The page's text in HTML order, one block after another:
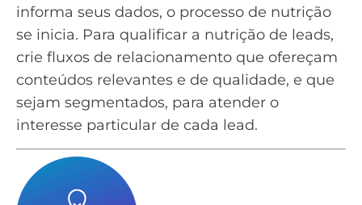
informa seus dados, o processo de nutrição
se inicia. Para qualificar a nutrição de leads,
crie fluxos de relacionamento que ofereçam
conteúdos relevantes e de qualidade, e que
sejam segmentados, para atender o
interesse particular de cada lead.